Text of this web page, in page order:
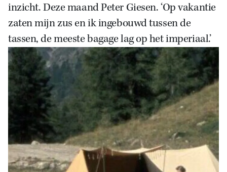
inzicht. Deze maand Peter Giesen.‘Op vakantie
zaten mijn zus en ik ingebouwd tussen de
tassen, de meeste bagage lag op het imperiaal.’